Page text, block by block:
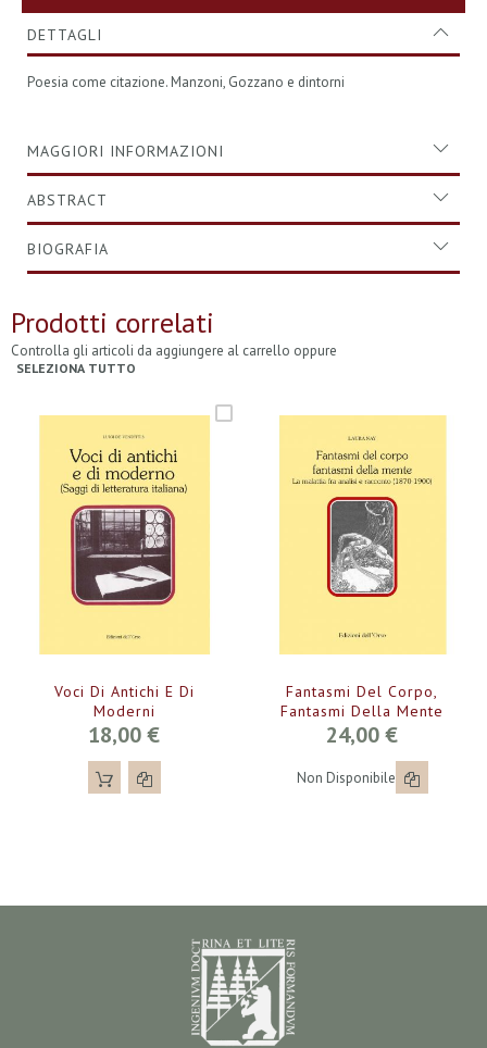
DETTAGLI
Poesia come citazione. Manzoni, Gozzano e dintorni
MAGGIORI INFORMAZIONI
ABSTRACT
BIOGRAFIA
Prodotti correlati
Controlla gli articoli da aggiungere al carrello oppure
SELEZIONA TUTTO
Voci Di Antichi E Di
Moderni
18,00 €
Fantasmi Del Corpo,
Fantasmi Della Mente
24,00 €
Non Disponibile